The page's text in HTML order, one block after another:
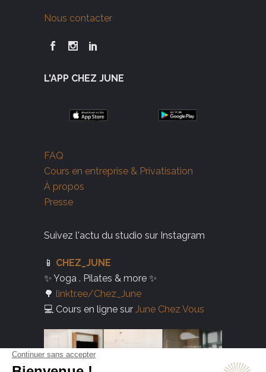
Nous contacter
L'APP CHEZ JUNE
FAQ
Cours en entreprise & Privatisation
À propos
Presse
Suivez l'actu du studio sur Instagram
📱 CHEZ_JUNE
✨ Yoga . Pilates & more ✨
🌳 linktr.ee/Chez_June
💻 Cours en ligne sur June Chez Vous